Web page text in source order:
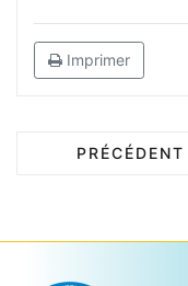
Imprimer
PRÉCÉDENT